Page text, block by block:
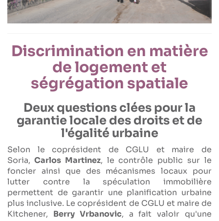
Discrimination en matière
de logement et
ségrégation spatiale
Deux questions clées pour la
garantie locale des droits et de
l'égalité urbaine
Selon le coprésident de CGLU et maire de
Soria, Carlos Martinez, le contrôle public sur le
foncier ainsi que des mécanismes locaux pour
lutter contre la spéculation immobilière
permettent de garantir une planification urbaine
plus inclusive. Le coprésident de CGLU et maire de
Kitchener, Berry Vrbanovic, a fait valoir qu'une